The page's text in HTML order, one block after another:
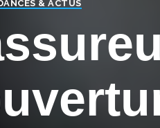
& ACTUS